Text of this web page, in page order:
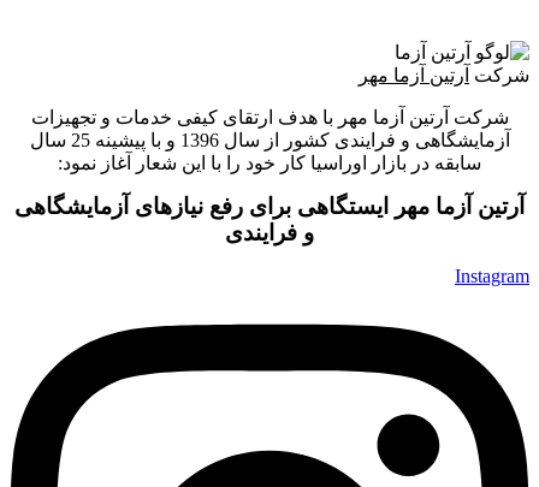
شرکت آرتین آزما مهر
شرکت آرتین آزما مهر با هدف ارتقای کیفی خدمات و تجهیزات
آزمایشگاهی و فرایندی کشور از سال 1396 و با پیشینه 25 سال
سابقه در بازار اوراسیا کار خود را با این شعار آغاز نمود:
آرتین آزما مهر ایستگاهی برای رفع نیازهای آزمایشگاهی
و فرایندی
Instagram